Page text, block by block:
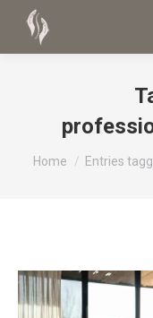
You are here:
Home Entries